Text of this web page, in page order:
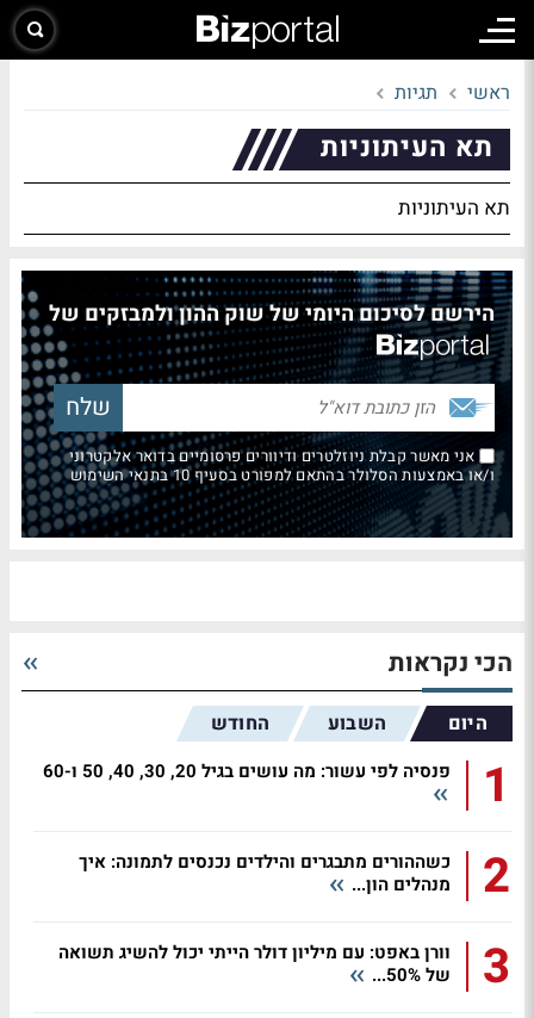
ראשי תגיות
תא העיתוניות
תא העיתוניות
הירשם לסיכום היומי של שוק ההון ולמבזקים של
אני מאשר קבלת ניוזלטרים ודיוורים פרסומיים בדואר אלקטרוני
ו/או באמצעות הסלולר בהתאם למפורט בסעיף 10 בתנאי השימוש
הכי נקראות
היום השבוע החודש
1 פנסיה לפי עשור: מה עושים בגיל 20, 30, 40, 50 ו-60
2
כשההורים מתבגרים והילדים נכנסים לתמונה: איך
מנהלים הון...
3
וורן באפט: עם מיליון דולר הייתי יכול להשיג תשואה
של 50%...